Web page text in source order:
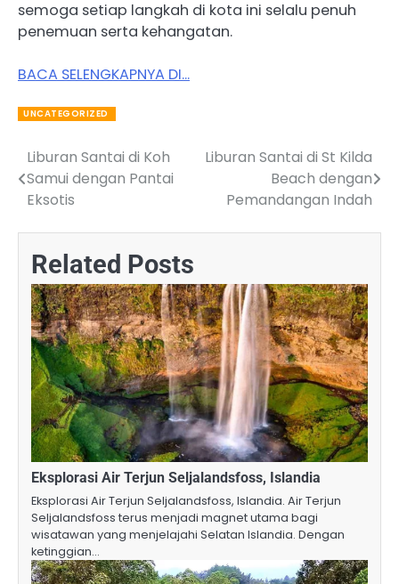
semoga setiap langkah di kota ini selalu penuh
penemuan serta kehangatan.
BACA SELENGKAPNYA DI…
UNCATEGORIZED
Post
navigation
Liburan Santai di Koh
Samui dengan Pantai
Eksotis
Liburan Santai di St Kilda
Beach dengan
Pemandangan Indah
Related Posts
Eksplorasi Air Terjun Seljalandsfoss, Islandia
Eksplorasi Air Terjun Seljalandsfoss, Islandia. Air Terjun
Seljalandsfoss terus menjadi magnet utama bagi
wisatawan yang menjelajahi Selatan Islandia. Dengan
ketinggian…